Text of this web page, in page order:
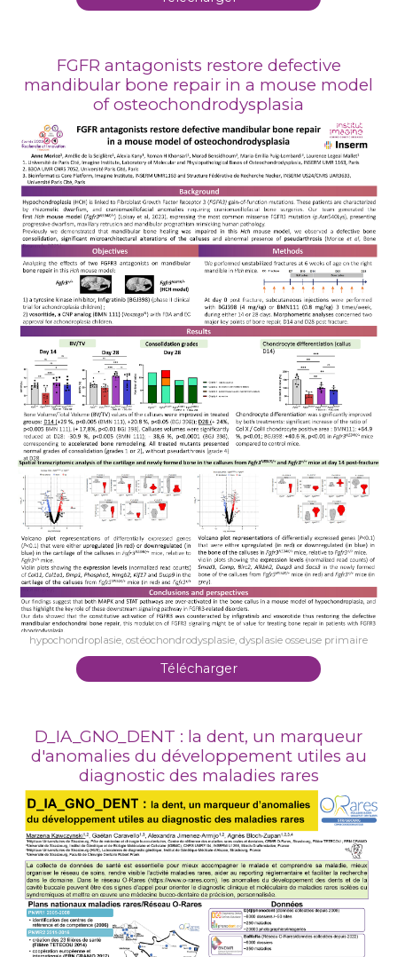
FGFR antagonists restore defective
mandibular bone repair in a mouse model
of osteochondrodysplasia
hypochondroplasie, ostéochondrodysplasie, dysplasie osseuse primaire
Télécharger
D_IA_GNO_DENT : la dent, un marqueur
d'anomalies du développement utiles au
diagnostic des maladies rares